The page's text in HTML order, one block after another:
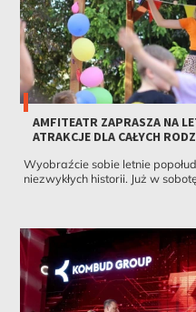
AMFITEATR ZAPRASZA NA
ATRAKCJE DLA CAŁYCH
Wyobraźcie sobie letnie
niezwykłych historii. Już w